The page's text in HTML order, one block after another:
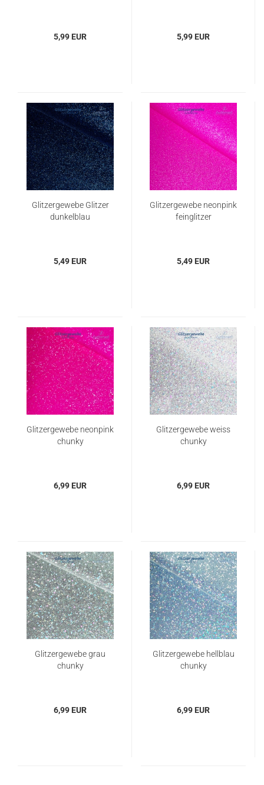
5,99 EUR 5,99 EUR
Glitzergewebe Glitzer
dunkelblau
5,49 EUR
Glitzergewebe neonpink
feinglitzer
5,49 EUR
Glitzergewebe neonpink
chunky
6,99 EUR
Glitzergewebe weiss
chunky
6,99 EUR
Glitzergewebe grau
chunky
6,99 EUR
Glitzergewebe hellblau
chunky
6,99 EUR